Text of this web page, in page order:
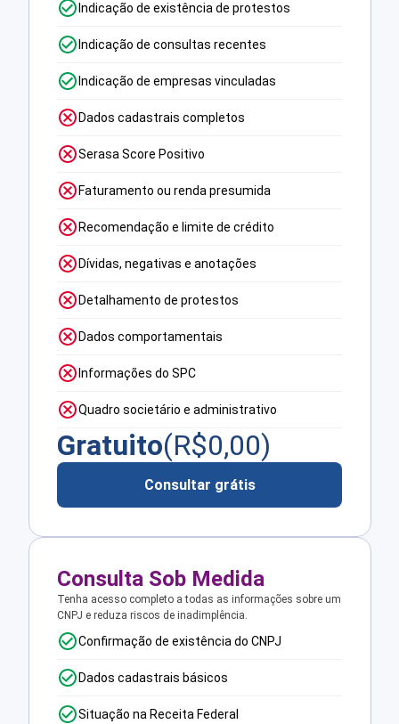
Indicação de existência de protestos
Indicação de consultas recentes
Indicação de empresas vinculadas
Dados cadastrais completos
Serasa Score Positivo
Faturamento ou renda presumida
Recomendação e limite de crédito
Dívidas, negativas e anotações
Detalhamento de protestos
Dados comportamentais
Informações do SPC
Quadro societário e administrativo
Gratuito(R$0,00)
Consultar grátis
Consulta Sob Medida
Tenha acesso completo a todas as informações sobre um
CNPJ e reduza riscos de inadimplência.
Confirmação de existência do CNPJ
Dados cadastrais básicos
Situação na Receita Federal